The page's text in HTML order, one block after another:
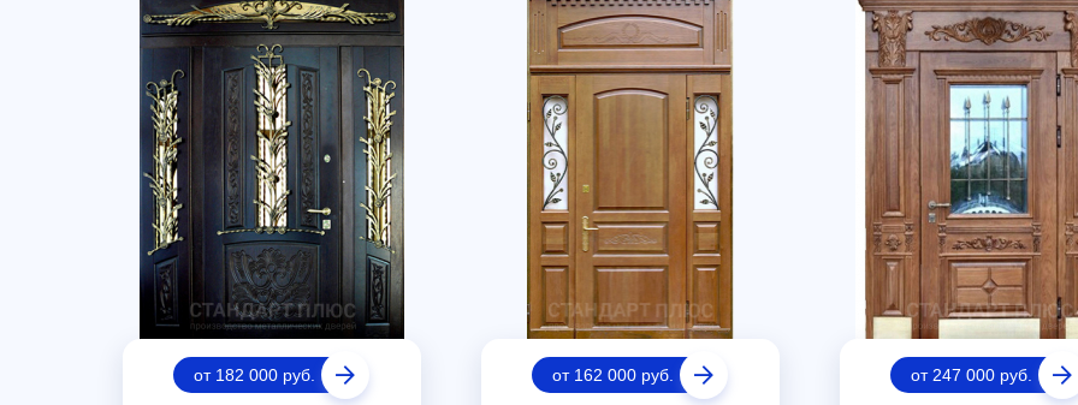
от 182 000 руб. от 162 000 руб. от 247 000 руб.